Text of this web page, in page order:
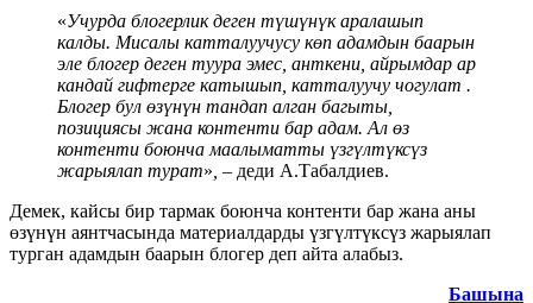
«Учурда блогерлик деген түшүнүк аралашып
калды. Мисалы катталуучусу көп адамдын баарын
эле блогер деген туура эмес, анткени, айрымдар ар
кандай гифтерге катышып, катталуучу чогулат .
Блогер бул өзүнүн тандап алган багыты,
позициясы жана контенти бар адам. Ал өз
контенти боюнча маалыматты үзгүлтүксүз
жарыялап турат» , – деди А.Табалдиев.
Демек, кайсы бир тармак боюнча контенти бар жана аны
өзүнүн аянтчасында материалдарды үзгүлтүксүз жарыялап
турган адамдын баарын блогер деп айта алабыз.
Башына